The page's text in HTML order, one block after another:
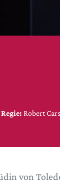
Regie: Robert
von